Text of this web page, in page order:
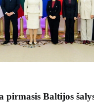
pirmasis Baltijos